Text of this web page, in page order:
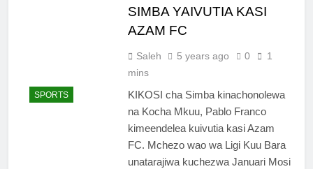
SPORTS
SIMBA YAIVUTIA KASI
AZAM FC
Saleh 5 years ago 0
1
mins
KIKOSI cha Simba kinachonolewa
na Kocha Mkuu, Pablo Franco
kimeendelea kuivutia kasi Azam
FC. Mchezo wao wa Ligi Kuu Bara
unatarajiwa kuchezwa Januari Mosi